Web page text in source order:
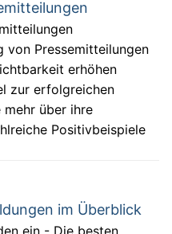
von Pressemitteilungen
erhöhen
zur erfolgreichen
mehr über ihre
Positivbeispiele
im Überblick